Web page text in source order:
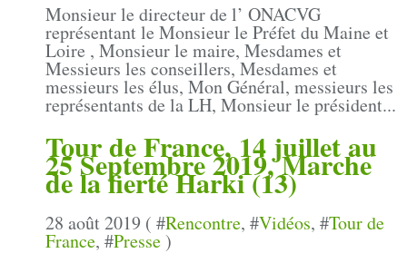
Monsieur le directeur de l’ ONACVG
représentant le Monsieur le Préfet du Maine et
Loire , Monsieur le maire, Mesdames et
Messieurs les conseillers, Mesdames et
messieurs les élus, Mon Général, messieurs les
représentants de la LH, Monsieur le président...
Tour de France, 14 juillet au
25 Septembre 2019, Marche
de la fierté Harki (13)
28 août 2019 ( #Rencontre, #Vidéos, #Tour de
France, #Presse)